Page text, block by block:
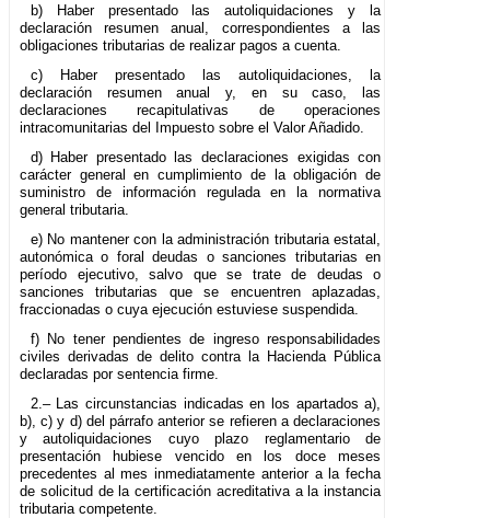
b) Haber presentado las autoliquidaciones y la
declaración resumen anual, correspondientes a las
obligaciones tributarias de realizar pagos a cuenta.
c) Haber presentado las autoliquidaciones, la
declaración resumen anual y, en su caso, las
declaraciones recapitulativas de operaciones
intracomunitarias del Impuesto sobre el Valor Añadido.
d) Haber presentado las declaraciones exigidas con
carácter general en cumplimiento de la obligación de
suministro de información regulada en la normativa
general tributaria.
e) No mantener con la administración tributaria estatal,
autonómica o foral deudas o sanciones tributarias en
período ejecutivo, salvo que se trate de deudas o
sanciones tributarias que se encuentren aplazadas,
fraccionadas o cuya ejecución estuviese suspendida.
f) No tener pendientes de ingreso responsabilidades
civiles derivadas de delito contra la Hacienda Pública
declaradas por sentencia firme.
2.– Las circunstancias indicadas en los apartados a),
b), c) y d) del párrafo anterior se refieren a declaraciones
y autoliquidaciones cuyo plazo reglamentario de
presentación hubiese vencido en los doce meses
precedentes al mes inmediatamente anterior a la fecha
de solicitud de la certificación acreditativa a la instancia
tributaria competente.